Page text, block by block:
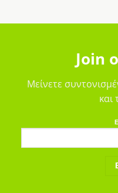
Join
Μείνετε
και